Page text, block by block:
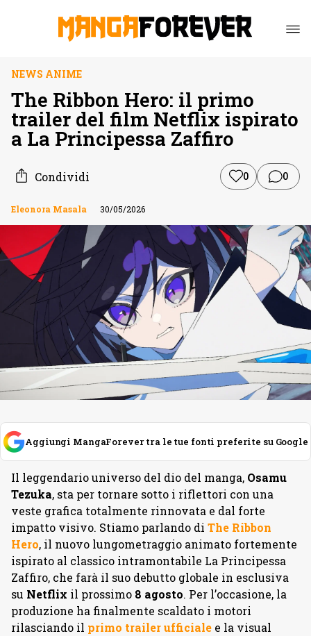
NEWS ANIME
The Ribbon Hero: il primo
trailer del film Netflix ispirato
a La Principessa Zaffiro
Condividi 0 0
Eleonora Masala 30/05/2026
Aggiungi MangaForever tra le tue fonti preferite su Google
Il leggendario universo del dio del manga, Osamu
Tezuka, sta per tornare sotto i riflettori con una
veste grafica totalmente rinnovata e dal forte
impatto visivo. Stiamo parlando di The Ribbon
Hero, il nuovo lungometraggio animato fortemente
ispirato al classico intramontabile La Principessa
Zaffiro, che farà il suo debutto globale in esclusiva
su Netflix il prossimo 8 agosto. Per l’occasione, la
produzione ha finalmente scaldato i motori
rilasciando il primo trailer ufficiale e la visual